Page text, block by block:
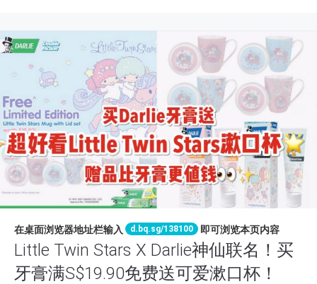
在桌面浏览器地址栏输入 d.bq.sg/138100 即可浏览本页内容
Little Twin Stars X Darlie神仙联名！买
牙膏满S$19.90免费送可爱漱口杯！